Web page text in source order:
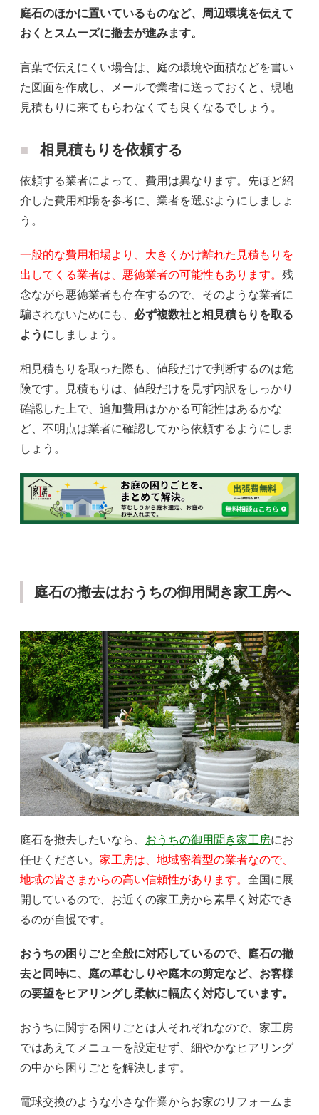
庭石のほかに置いているものなど、周辺環境を伝えて
おくとスムーズに撤去が進みます。
言葉で伝えにくい場合は、庭の環境や面積などを書い
た図面を作成し、メールで業者に送っておくと、現地
見積もりに来てもらわなくても良くなるでしょう。
相見積もりを依頼する
依頼する業者によって、費用は異なります。先ほど紹
介した費用相場を参考に、業者を選ぶようにしましょ
う。
一般的な費用相場より、大きくかけ離れた見積もりを
出してくる業者は、悪徳業者の可能性もあります。 残
念ながら悪徳業者も存在するので、そのような業者に
騙されないためにも、 必ず複数社と相見積もりを取る
ように しましょう。
相見積もりを取った際も、値段だけで判断するのは危
険です。見積もりは、値段だけを見ず内訳をしっかり
確認した上で、追加費用はかかる可能性はあるかな
ど、不明点は業者に確認してから依頼するようにしま
しょう。
庭石の撤去はおうちの御用聞き家工房へ
庭石を撤去したいなら、 おうちの御用聞き家工房にお
任せください。 家工房は、地域密着型の業者なので、
地域の皆さまからの高い信頼性があります。 全国に展
開しているので、お近くの家工房から素早く対応でき
るのが自慢です。
おうちの困りごと全般に対応しているので、庭石の撤
去と同時に、庭の草むしりや庭木の剪定など、お客様
の要望をヒアリングし柔軟に幅広く対応しています。
おうちに関する困りごとは人それぞれなので、家工房
ではあえてメニューを設定せず、細やかなヒアリング
の中から困りごとを解決します。
電球交換のような小さな作業からお家のリフォームま